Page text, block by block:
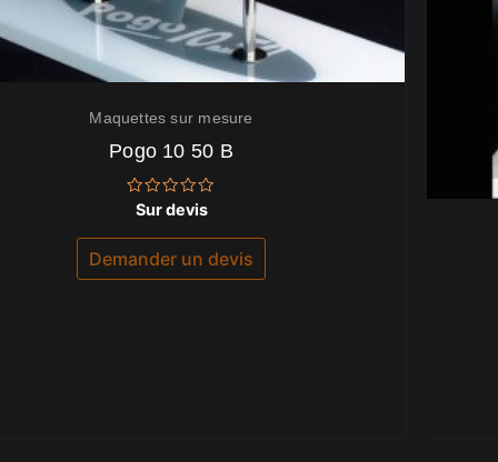
Maquettes sur mesure
Pogo 10 50 B
Note
sur
Sur devis
Demander un devis